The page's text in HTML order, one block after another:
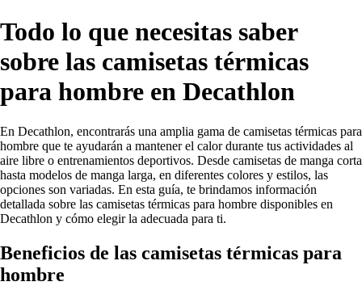
Todo lo que necesitas saber
sobre las camisetas térmicas
para hombre en Decathlon
En Decathlon, encontrarás una amplia gama de camisetas térmicas para
hombre que te ayudarán a mantener el calor durante tus actividades al
aire libre o entrenamientos deportivos. Desde camisetas de manga corta
hasta modelos de manga larga, en diferentes colores y estilos, las
opciones son variadas. En esta guía, te brindamos información
detallada sobre las camisetas térmicas para hombre disponibles en
Decathlon y cómo elegir la adecuada para ti.
Beneficios de las camisetas térmicas para
hombre